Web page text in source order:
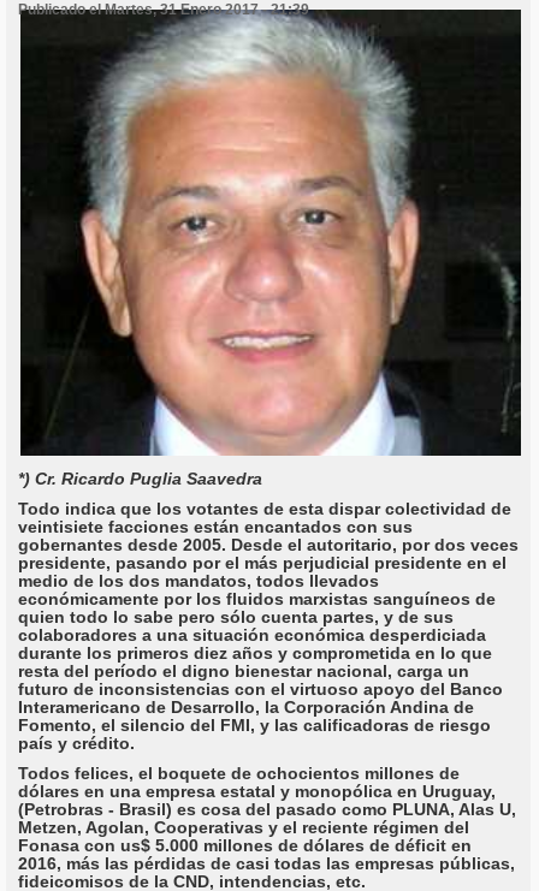
Publicado el Martes, 31 Enero 2017 - 21:39
*) Cr. Ricardo Puglia Saavedra
Todo indica que los votantes de esta dispar colectividad de
veintisiete facciones están encantados con sus
gobernantes desde 2005. Desde el autoritario, por dos veces
presidente, pasando por el más perjudicial presidente en el
medio de los dos mandatos, todos llevados
económicamente por los fluidos marxistas sanguíneos de
quien todo lo sabe pero sólo cuenta partes, y de sus
colaboradores a una situación económica desperdiciada
durante los primeros diez años y comprometida en lo que
resta del período el digno bienestar nacional, carga un
futuro de inconsistencias con el virtuoso apoyo del Banco
Interamericano de Desarrollo, la Corporación Andina de
Fomento, el silencio del FMI, y las calificadoras de riesgo
país y crédito.
Todos felices, el boquete de ochocientos millones de
dólares en una empresa estatal y monopólica en Uruguay,
(Petrobras - Brasil) es cosa del pasado como PLUNA, Alas U,
Metzen, Agolan, Cooperativas y el reciente régimen del
Fonasa con us$ 5.000 millones de dólares de déficit en
2016, más las pérdidas de casi todas las empresas públicas,
fideicomisos de la CND, intendencias, etc.